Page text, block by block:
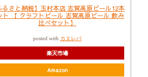
るさと納税】玉村本店 志賀高原ビール12本
ト 【 クラフトビール 志賀高原ビール 飲み
比べセット】
posted with カエレバ
楽天市場
Amazon